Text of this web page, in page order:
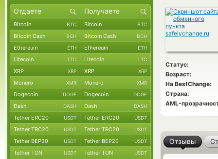
Статус:
Возраст:
На BestChange:
Страна:
AML-
Отзывы
Bitcoin BTC Bitcoin BTC
Bitcoin Cash BCH Bitcoin Cash BCH
Ethereum ETH Ethereum ETH
Litecoin LTC Litecoin LTC
XRP XRP XRP XRP
Monero XMR Monero XMR
Dogecoin DOGE Dogecoin DOGE
Dash DASH Dash DASH
Tether ERC20 USDT Tether ERC20 USDT
Tether TRC20 USDT Tether TRC20 USDT
Tether BEP20 USDT Tether BEP20 USDT
Tether TON USDT Tether TON USDT